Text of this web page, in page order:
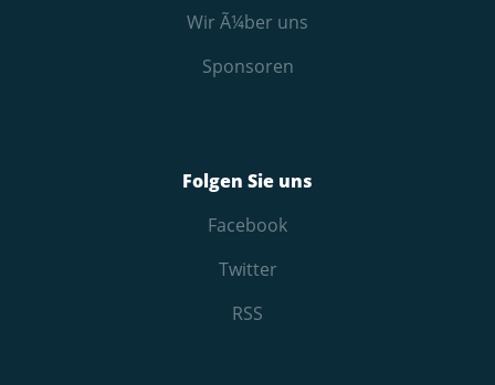
Wir Ã¼ber uns
Sponsoren
Folgen Sie uns
Facebook
Twitter
RSS